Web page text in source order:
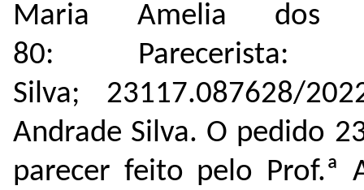
Maria Amelia dos
80: Parecerista:
Silva; 23117.087628/
Andrade Silva. O pedido
parecer feito pelo Prof.ª